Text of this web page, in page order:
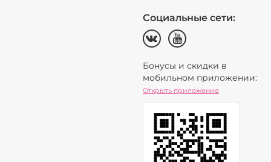
Социальные сети:
Бонусы и скидки в
мобильном приложении:
Открыть приложение